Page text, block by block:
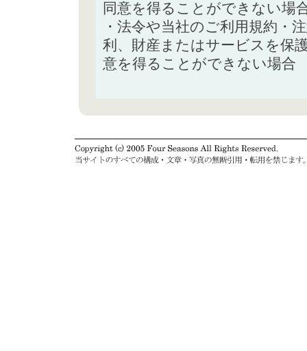
同意を得ることができない場
・法令や当社のご利用規約・
利、財産またはサービスを保
意を得ることができない場合